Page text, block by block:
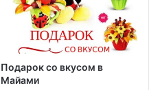
Подарок со вкусом в
Майами